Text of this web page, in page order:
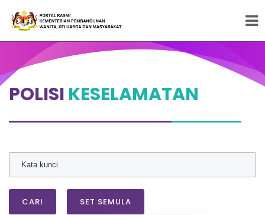
Peneraju Pembangunan Wanita, Keluarga dan
Masyarakat
POLISI KESELAMATAN
CARI SET SEMULA